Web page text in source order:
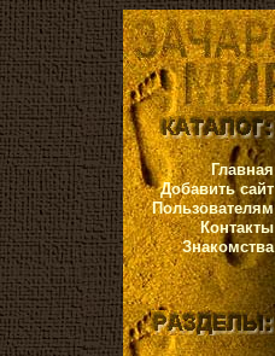
Главная
Добавить сайт
Пользователям
Контакты
Знакомства